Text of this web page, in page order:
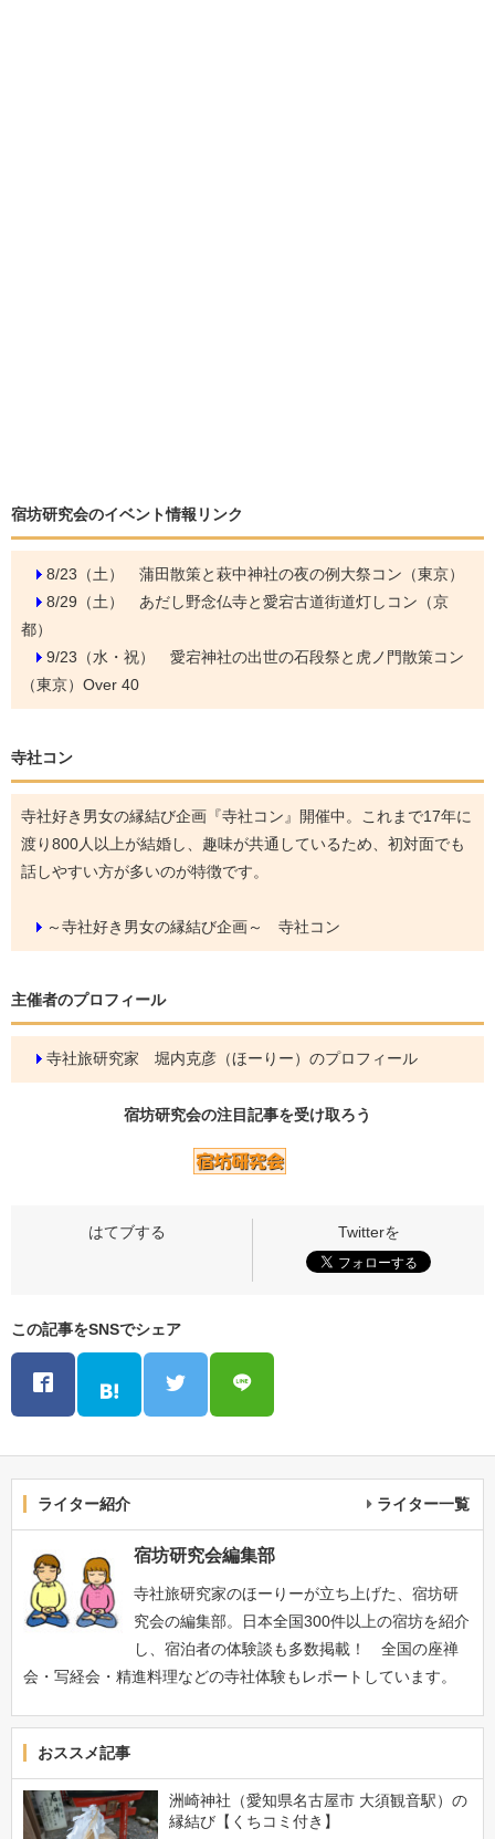
宿坊研究会のイベント情報リンク
8/23（土） 蒲田散策と萩中神社の夜の例大祭コン（東京）
8/29（土） あだし野念仏寺と愛宕古道街道灯しコン（京
都）
9/23（水・祝） 愛宕神社の出世の石段祭と虎ノ門散策コン
（東京）Over 40
寺社コン
寺社好き男女の縁結び企画『寺社コン』開催中。これまで17年に
渡り800人以上が結婚し、趣味が共通しているため、初対面でも
話しやすい方が多いのが特徴です。
～寺社好き男女の縁結び企画～ 寺社コン
主催者のプロフィール
寺社旅研究家 堀内克彦（ほーりー）のプロフィール
宿坊研究会の注目記事を受け取ろう
この記事をSNSでシェア
ライター紹介 ライター一覧
宿坊研究会編集部
寺社旅研究家のほーりーが立ち上げた、宿坊研
究会の編集部。日本全国300件以上の宿坊を紹介
し、宿泊者の体験談も多数掲載！ 全国の座禅
会・写経会・精進料理などの寺社体験もレポートしています。
おススメ記事
洲崎神社（愛知県名古屋市 大須観音駅）の
縁結び【くちコミ付き】